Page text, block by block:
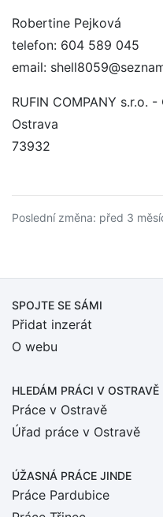
Robertine Pejková
telefon: 604 589 045
email:
RUFIN COMPANY s.r.o. -
Ostrava
73932
Poslední změna: před 3
SPOJTE SE SÁMI
Přidat inzerát
O webu
HLEDÁM PRÁCI V OSTRAVĚ
Práce v Ostravě
Úřad práce v Ostravě
ÚŽASNÁ PRÁCE JINDE
Práce Pardubice